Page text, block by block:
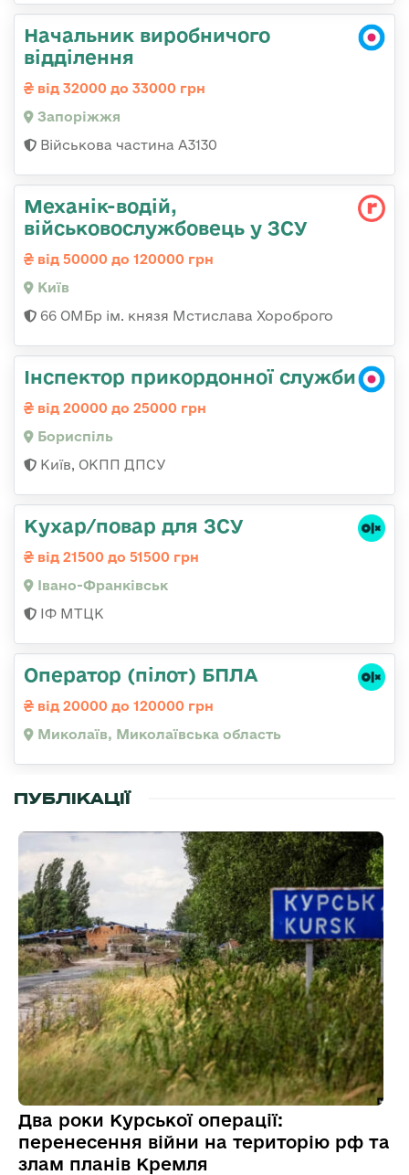
Начальник виробничого
відділення
від 32000 до 33000 грн
Запоріжжя
Військова частина А3130
Механік-водій,
військовослужбовець у ЗСУ
від 50000 до 120000 грн
Київ
66 ОМБр ім. князя Мстислава Хороброго
Інспектор прикордонної служби
від 20000 до 25000 грн
Бориспіль
Київ, ОКПП ДПСУ
Кухар/повар для ЗСУ
від 21500 до 51500 грн
Івано-Франківськ
ІФ МТЦК
Оператор (пілот) БПЛА
від 20000 до 120000 грн
Миколаїв, Миколаївська область
ПУБЛІКАЦІЇ
Два роки Курської операції:
перенесення війни на територію рф та
злам планів Кремля